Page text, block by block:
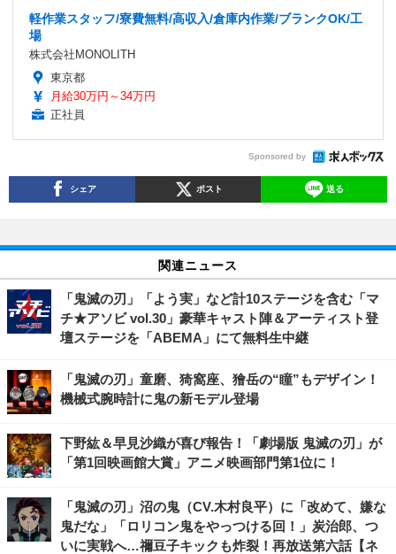
軽作業スタッフ/寮費無料/高収入/倉庫内作業/ブランクOK/工
場
株式会社MONOLITH
東京都
月給30万円～34万円
正社員
Sponsored by
シェア ポスト 送る
関連ニュース
「鬼滅の刃」「よう実」など計10ステージを含む「マ
チ★アソビ vol.30」豪華キャスト陣＆アーティスト登
壇ステージを「ABEMA」にて無料生中継
「鬼滅の刃」童磨、猗窩座、獪岳の“瞳”もデザイン！
機械式腕時計に鬼の新モデル登場
下野紘＆早見沙織が喜び報告！「劇場版 鬼滅の刃」が
「第1回映画館大賞」アニメ映画部門第1位に！
「鬼滅の刃」沼の鬼（CV.木村良平）に「改めて、嫌な
鬼だな」「ロリコン鬼をやっつける回！」炭治郎、つ
いに実戦へ…禰豆子キックも炸裂！再放送第六話【ネ